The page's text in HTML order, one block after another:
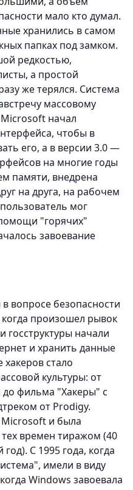
мало кто думал.
хранились в самом
папках под замком.
редкостью,
а простой
же терялся. Система
массовому
начал
чтобы в
его, а в версии 3.0 —
на многие годы
памяти, внедрена
на друга, на рабочем
мог
"горячих"
завоевание
вопросе безопасности
произошел рывок
госструктуры начали
и хранить данные
стало
культуры: от
фильма "Хакеры" с
от Prodigy.
Microsoft и была
времен тиражом (40
С 1995 года, когда
имели в виду
Windows завоевала